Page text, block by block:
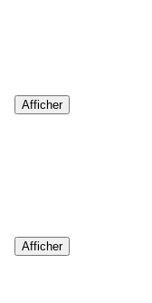
Afficher
Afficher